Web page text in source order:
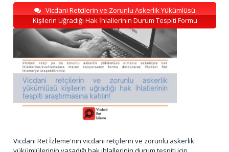
Vicdani Retçilerin ve Zorunlu Askerlik Yükümlüsü
Kişilerin Uğradığı Hak İhlallerinin Durum Tespiti Formu
Vicdani Ret İzleme'nin vicdani retçilerin ve zorunlu askerlik